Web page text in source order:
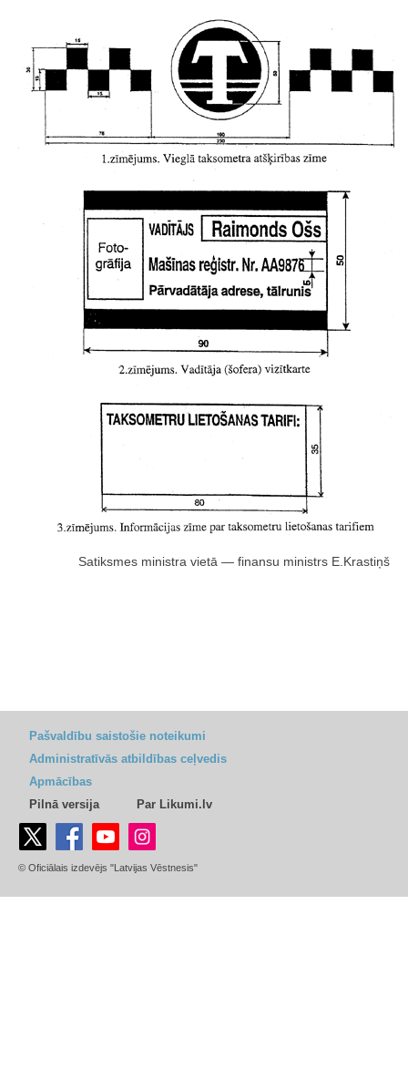
Satiksmes ministra vietā — finansu ministrs E.Krastiņš
Pašvaldību saistošie noteikumi
Administratīvās atbildības ceļvedis
Apmācības
Pilnā versija
Par Likumi.lv
© Oficiālais izdevējs "Latvijas Vēstnesis"